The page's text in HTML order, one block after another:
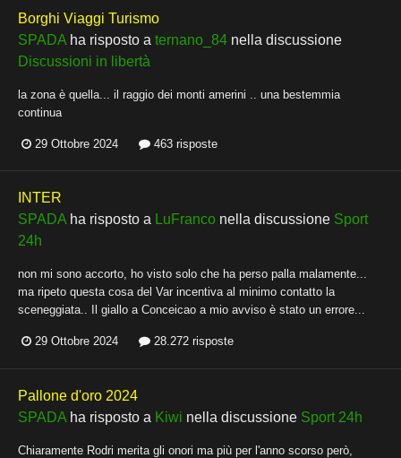
Borghi Viaggi Turismo
SPADA ha risposto a ternano_84 nella discussione
Discussioni in libertà
la zona è quella... il raggio dei monti amerini .. una bestemmia
continua
29 Ottobre 2024 463 risposte
INTER
SPADA ha risposto a LuFranco nella discussione Sport
24h
non mi sono accorto, ho visto solo che ha perso palla malamente...
ma ripeto questa cosa del Var incentiva al minimo contatto la
sceneggiata.. Il giallo a Conceicao a mio avviso è stato un errore...
29 Ottobre 2024 28.272 risposte
Pallone d'oro 2024
SPADA ha risposto a Kiwi nella discussione Sport 24h
Chiaramente Rodri merita gli onori ma più per l'anno scorso però,